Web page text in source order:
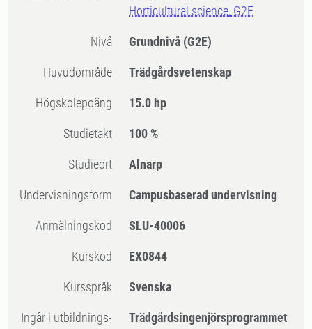
Horticultural science, G2E
Nivå Grundnivå (G2E)
Huvudområde Trädgårdsvetenskap
högskolepoäng 15.0 hp
Studietakt 100 %
Studieort Alnarp
Undervisningsform Campusbaserad undervisning
Anmälningskod SLU-40006
Kurskod EX0844
Kursspråk Svenska
Ingår i utbildnings-
Trädgårdsingenjörsprogrammet